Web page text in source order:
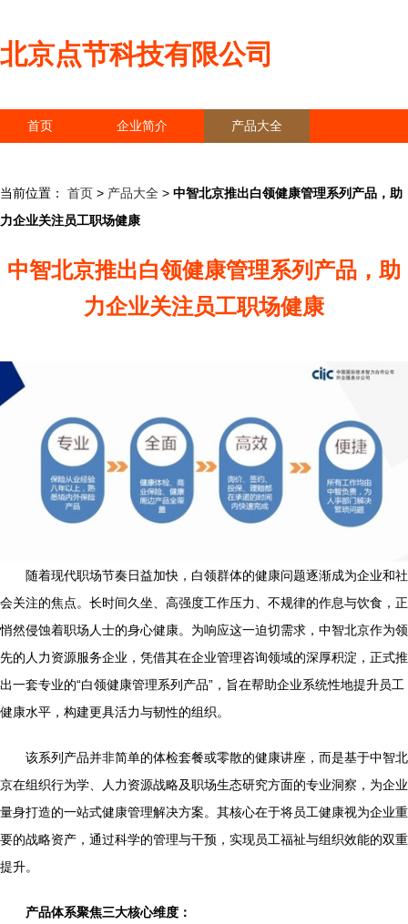
北京点节科技有限公司
首页 企业简介 产品大全
当前位置： 首页 > 产品大全 > 中智北京推出白领健康管理系列产品，助
力企业关注员工职场健康
中智北京推出白领健康管理系列产品，助
力企业关注员工职场健康
随着现代职场节奏日益加快，白领群体的健康问题逐渐成为企业和社
会关注的焦点。长时间久坐、高强度工作压力、不规律的作息与饮食，正
悄然侵蚀着职场人士的身心健康。为响应这一迫切需求，中智北京作为领
先的人力资源服务企业，凭借其在企业管理咨询领域的深厚积淀，正式推
出一套专业的“白领健康管理系列产品”，旨在帮助企业系统性地提升员工
健康水平，构建更具活力与韧性的组织。
该系列产品并非简单的体检套餐或零散的健康讲座，而是基于中智北
京在组织行为学、人力资源战略及职场生态研究方面的专业洞察，为企业
量身打造的一站式健康管理解决方案。其核心在于将员工健康视为企业重
要的战略资产，通过科学的管理与干预，实现员工福祉与组织效能的双重
提升。
产品体系聚焦三大核心维度：